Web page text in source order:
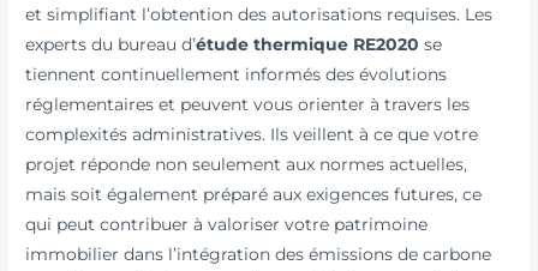
et simplifiant l’obtention des autorisations requises. Les
experts du bureau d’étude thermique RE2020se
tiennent continuellement informés des évolutions
réglementaires et peuvent vous orienter à travers les
complexités administratives. Ils veillent à ce que votre
projet réponde non seulement aux normes actuelles,
mais soit également préparé aux exigences futures, ce
qui peut contribuer à valoriser votre patrimoine
immobilier dans l’intégration des émissions de carbone